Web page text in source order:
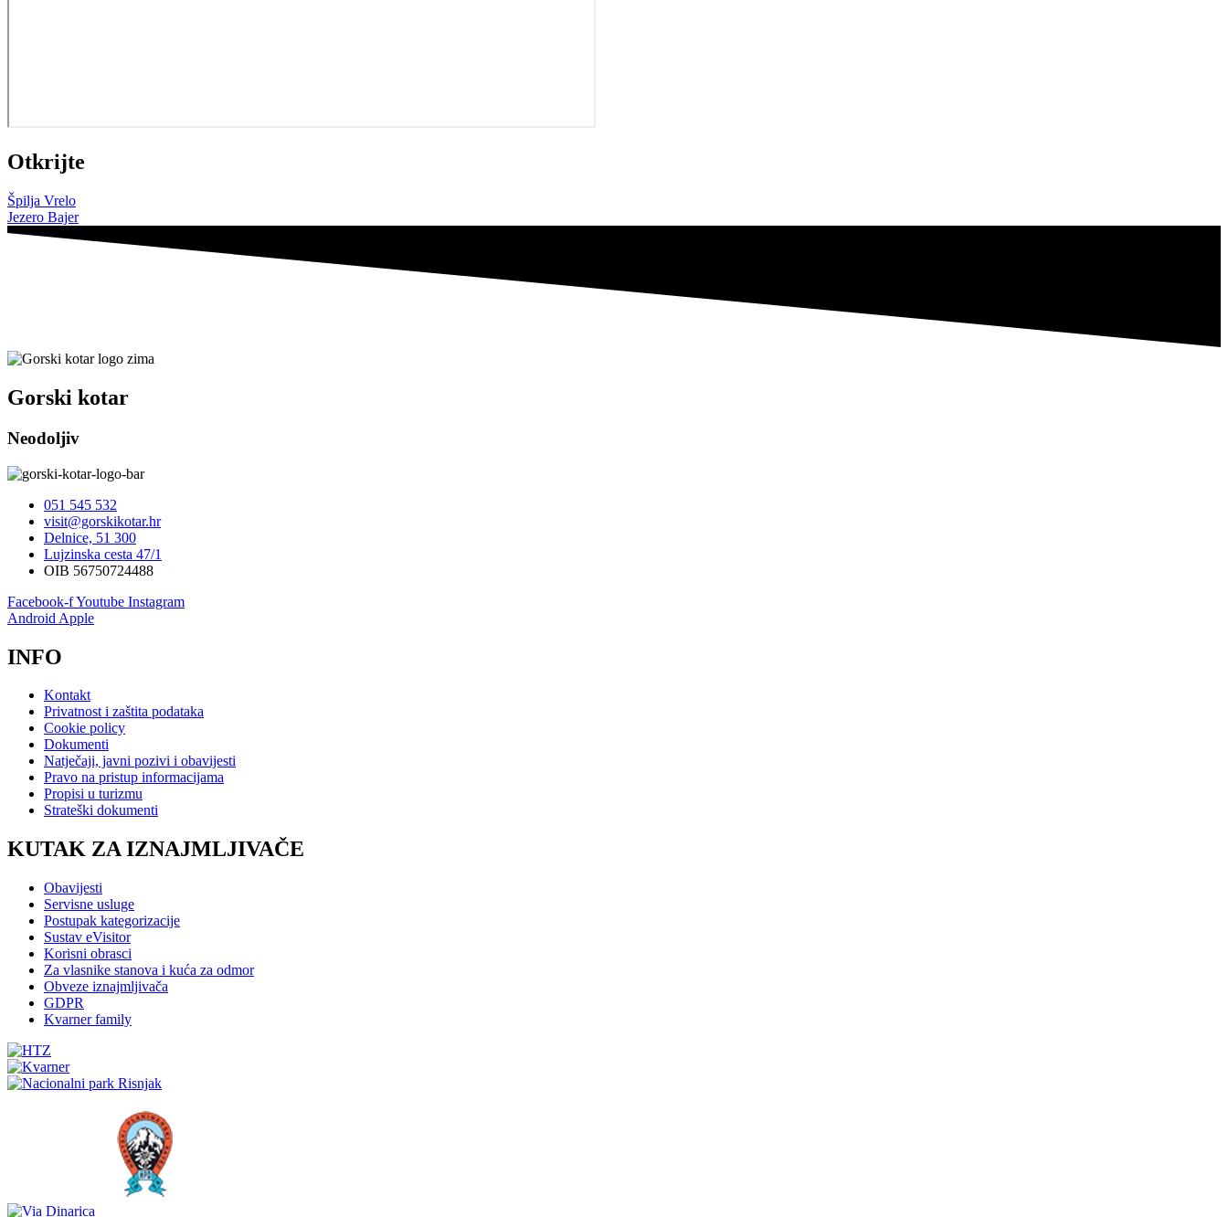
Otkrijte
Špilja Vrelo
Jezero Bajer
Gorski kotar
Neodoljiv
051 545 532
visit@gorskikotar.hr
Delnice, 51 300
Lujzinska cesta 47/1
OIB 56750724488
Facebook-fYoutube Instagram
Android Apple
INFO
Kontakt
Privatnost i zaštita podataka
Cookie policy
Dokumenti
Natječaji, javni pozivi i obavijesti
Pravo na pristup informacijama
Propisi u turizmu
Strateški dokumenti
KUTAK ZA IZNAJMLJIVAČE
Obavijesti
Servisne usluge
Postupak kategorizacije
Sustav eVisitor
Korisni obrasci
Za vlasnike stanova i kuća za odmor
Obveze iznajmljivača
GDPR
Kvarner family